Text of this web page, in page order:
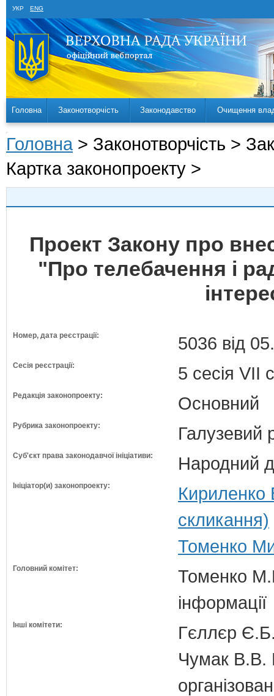
УКР ENG
Головна Законотворчість Законодавство Очищення
Головна > Законотворчість >
Картка законопроекту >
Проект Закону про
"Про телебачення і
Номер, дата реєстрації: 5036 від
Сесія реєстрації: 5 сесія VII
Редакція законопроекту: Основний
Рубрика законопроекту: Галузевий
Суб'єкт права законодавчої ініціативи: Народний
Ініціатор(и) законопроекту:
Кириленко
скликання)
Томенко
Головний комітет:
Томенко
інформації
Інші комітети:
Гєллєр
Чумак В.В.